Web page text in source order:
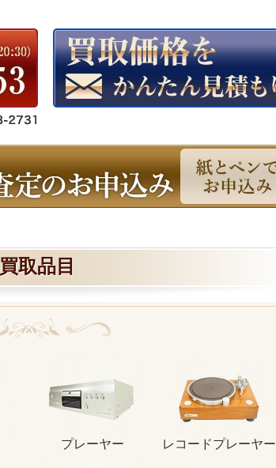
買取品目
プレーヤー レコードプレーヤー